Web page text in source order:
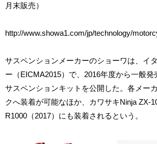
月末販売）
http://www.showa1.com/jp/technology/
サスペンションメーカーのショーワは、イ
ー（EICMA2015）で、2016年度から一般
サスペンションキットを公開した。各メー
クへ装着が可能なほか、カワサキNinja ZX-
R1000（2017）にも装着されるという。